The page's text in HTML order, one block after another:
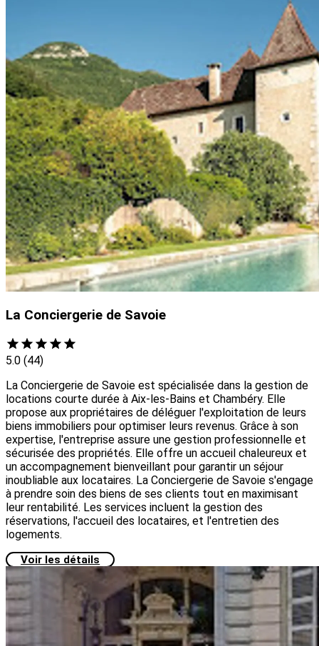
La Conciergerie de Savoie
5.0 (44)
La Conciergerie de Savoie est spécialisée dans la gestion de
locations courte durée à Aix-les-Bains et Chambéry. Elle
propose aux propriétaires de déléguer l'exploitation de leurs
biens immobiliers pour optimiser leurs revenus. Grâce à son
expertise, l'entreprise assure une gestion professionnelle et
sécurisée des propriétés. Elle offre un accueil chaleureux et
un accompagnement bienveillant pour garantir un séjour
inoubliable aux locataires. La Conciergerie de Savoie s'engage
à prendre soin des biens de ses clients tout en maximisant
leur rentabilité. Les services incluent la gestion des
réservations, l'accueil des locataires, et l'entretien des
logements.
Voir les détails